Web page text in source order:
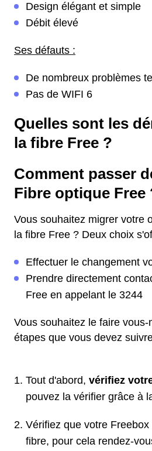
Design élégant et simple
Débit élevé
Ses défauts :
De nombreux problèmes
Pas de WIFI 6
Quelles sont les
la fibre Free ?
Comment passer
Fibre optique Free
Vous souhaitez migrer votre
la fibre Free ? Deux choix
Effectuer le changement
Prendre directement
Free en appelant le 3244
Vous souhaitez le faire
étapes que vous devez
Tout d'abord, vérifiez
pouvez la vérifier grâce à
Vérifiez que votre
fibre, pour cela rendez-